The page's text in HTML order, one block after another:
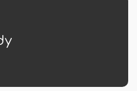
Jak zainstalować i